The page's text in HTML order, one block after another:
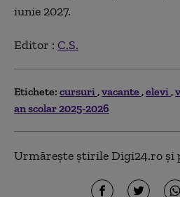
iunie 2027.
Editor : C.S.
Etichete: cursuri vacante elevi
an scolar 2025-2026
Urmărește știrile Digi24.ro și